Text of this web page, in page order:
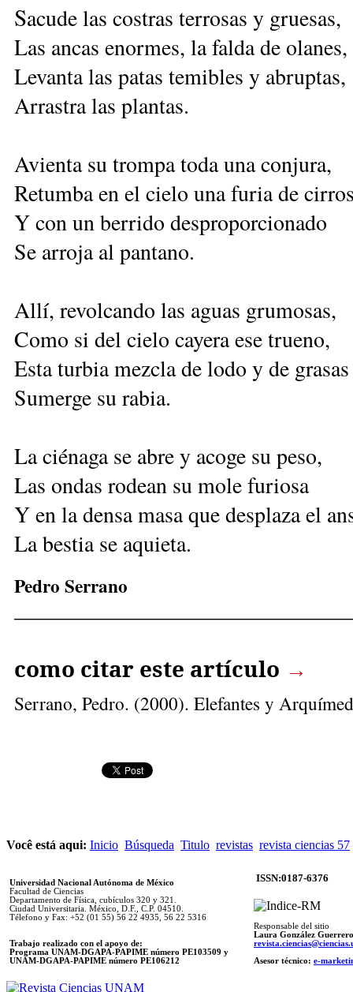
Sacude las costras terrosas y gruesas,
Las ancas enormes, la falda de olanes,
Levanta las patas temibles y abruptas,
Arrastra las plantas.
Avienta su trompa toda una conjura,
Retumba en el cielo una furia de
Y con un berrido desproporcionado
Se arroja al pantano.
Allí, revolcando las aguas grumosas,
Como si del cielo cayera ese trueno,
Esta turbia mezcla de lodo y de grasas
Sumerge su rabia.
La ciénaga se abre y acoge su peso,
Las ondas rodean su mole furiosa
Y en la densa masa que desplaza el
La bestia se aquieta.
Pedro Serrano
como citar este artículo →
Serrano, Pedro. (2000). Elefantes y
Você está aqui: Inicio Búsqueda Titulo revistas revista ciencias 57
Universidad Nacional Autónoma de México
Facultad de Ciencias
Departamento de Física, cubículos 320 y 321.
Ciudad Universitaria. México, D.F., C.P. 04510.
Télefono y Fax: +52 (01 55) 56 22 4935, 56 22 5316
Trabajo realizado con el apoyo de:
Programa UNAM-DGAPA-PAPIME número PE103509 y
UNAM-DGAPA-PAPIME número PE106212
ISSN:0187-6376
Responsable del sitio
Laura González Guerrero
Asesor técnico: e-